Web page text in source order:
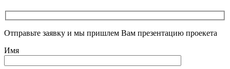
Отправьте заявку и мы пришлем Вам презентацию проекета
Имя